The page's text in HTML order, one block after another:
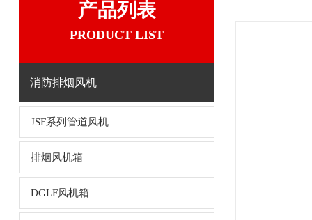
产品列表
PRODUCT LIST
消防排烟风机
JSF系列管道风机
排烟风机箱
DGLF风机箱